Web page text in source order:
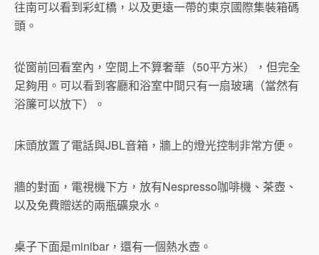
往南可以看到彩虹橋，以及更遠一帶的東京國際集裝箱碼
頭。
從窗前回看室內，空間上不算奢華（50平方米），但完全
足夠用。可以看到客廳和浴室中間只有一扇玻璃（當然有
浴簾可以放下）。
床頭放置了電話與JBL音箱，牆上的燈光控制非常方便。
牆的對面，電視機下方，放有Nespresso咖啡機、茶壺、
以及免費贈送的兩瓶礦泉水。
桌子下面是minibar，還有一個熱水壺。